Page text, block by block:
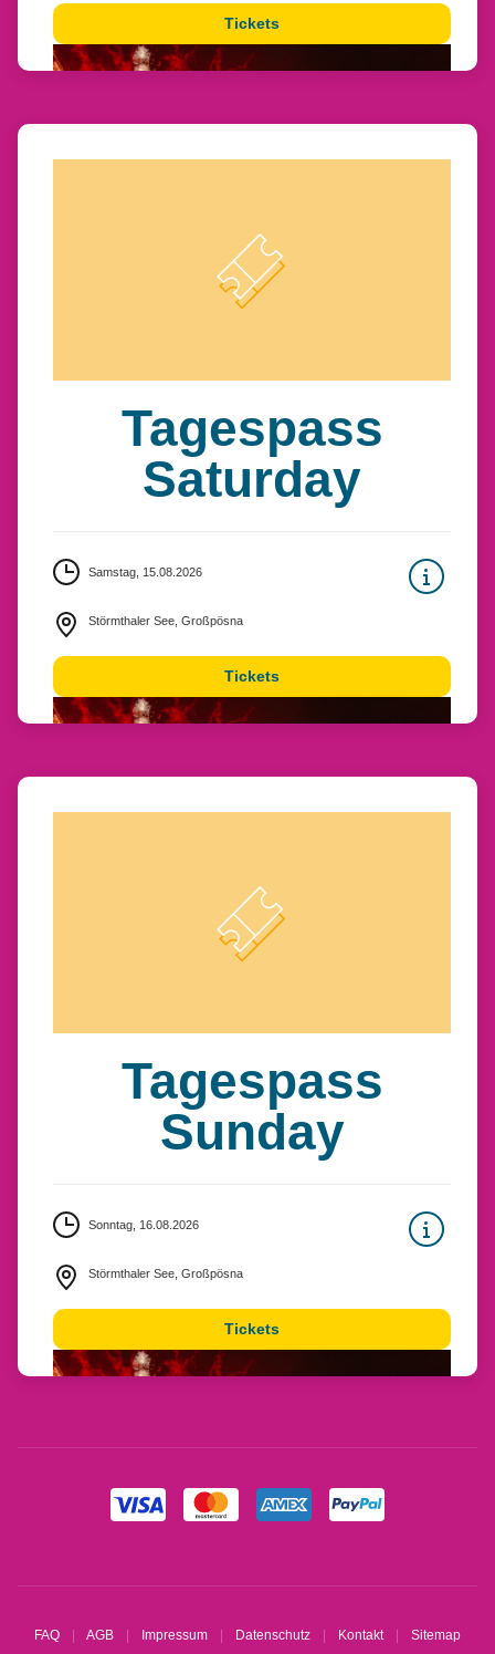
Tickets
Tagespass
Saturday
Samstag, 15.08.2026
Störmthaler See, Großpösna
Tickets
Tagespass
Sunday
Sonntag, 16.08.2026
Störmthaler See, Großpösna
Tickets
FAQ AGB Impressum Datenschutz Kontakt Sitemap